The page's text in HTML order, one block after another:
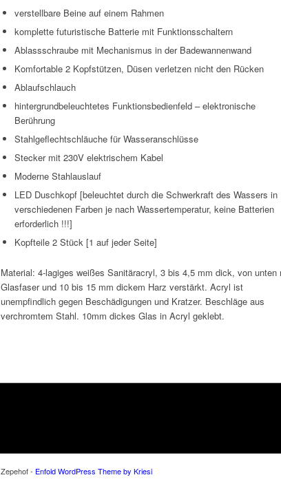
verstellbare Beine auf einem Rahmen
komplette futuristische Batterie mit Funktionsschaltern
Ablassschraube mit Mechanismus in der Badewannenwand
Komfortable 2 Kopfstützen, Düsen verletzen nicht den Rücken
Ablaufschlauch
hintergrundbeleuchtetes Funktionsbedienfeld – elektronische
Berührung
Stahlgeflechtschläuche für Wasseranschlüsse
Stecker mit 230V elektrischem Kabel
Moderne Stahlauslauf
LED Duschkopf [beleuchtet durch die Schwerkraft des Wassers in
verschiedenen Farben je nach Wassertemperatur, keine Batterien
erforderlich !!!]
Kopfteile 2 Stück [1 auf jeder Seite]
Material: 4-lagiges weißes Sanitäracryl, 3 bis 4,5 mm dick, von unten
Glasfaser und 10 bis 15 mm dickem Harz verstärkt. Acryl ist
unempfindlich gegen Beschädigungen und Kratzer. Beschläge aus
verchromtem Stahl. 10mm dickes Glas in Acryl geklebt.
Zepehof - Enfold WordPress Theme by Kriesi